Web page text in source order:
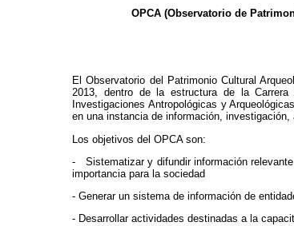
OPCA (Observatorio de
El Observatorio del Patrimonio Cultural
2013, dentro de la estructura de la Carrera
Investigaciones Antropológicas y
en una instancia de información,
Los objetivos del OPCA son:
- Sistematizar y difundir información
importancia para la sociedad
- Generar un sistema de información de
- Desarrollar actividades destinadas a la